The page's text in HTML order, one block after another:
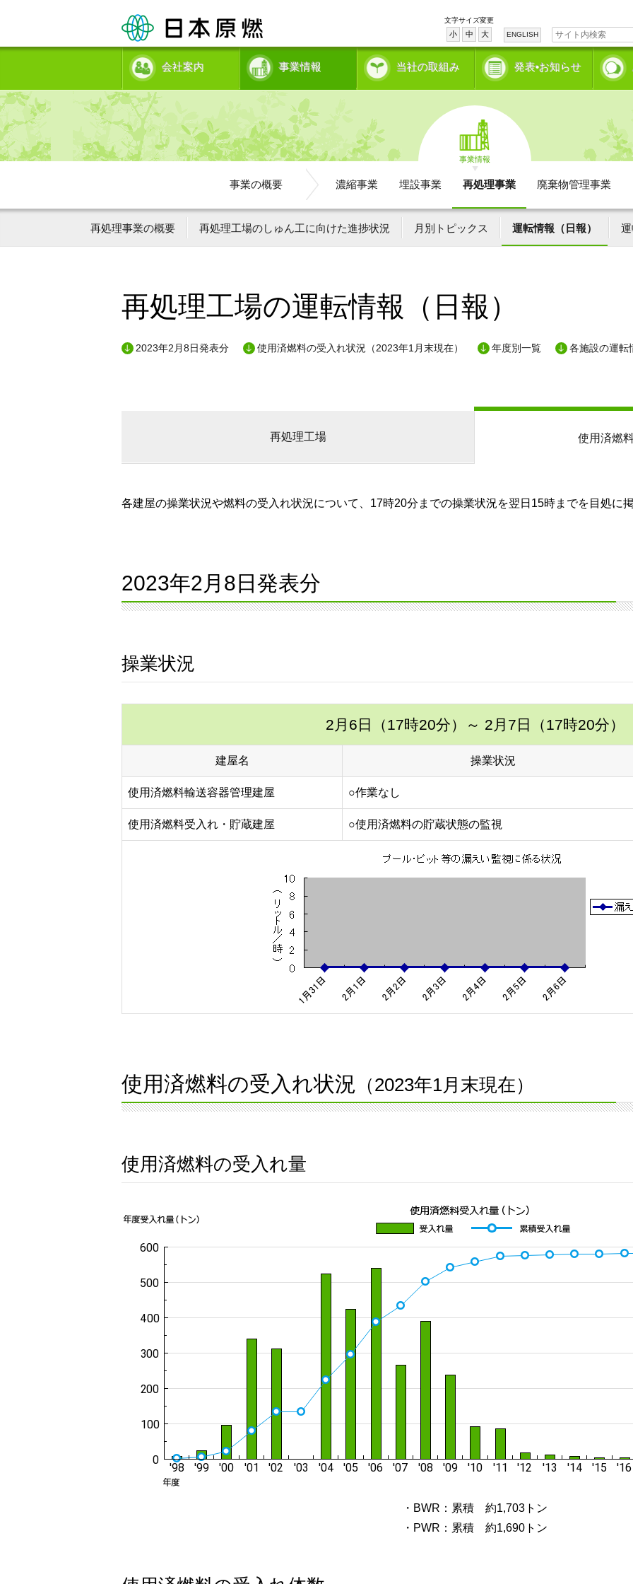
文字サイズ変更
小 中 大 ENGLISH
会社案内 事業情報 当社の取組み 発表•お知らせ
事業情報
事業の概要 濃縮事業 埋設事業 再処理事業 廃棄物管理事業
再処理事業の概要 再処理工場のしゅん工に向けた進捗状況 月別トピックス 運転情報（日報）
再処理工場の運転情報（日報）
2023年2月8日発表分 使用済燃料の受入れ状況（2023年1月末現在） 年度別一覧 各施設の運転
再処理工場 使用済燃
各建屋の操業状況や燃料の受入れ状況について、17時20分までの操業状況を翌日15時までを目処に
2023年2月8日発表分
操業状況
2月6日（17時20分） ～ 2月7日（17時20分）
建屋名 操業状況
使用済燃料輸送容器管理建屋 ○作業なし
使用済燃料受入れ・貯蔵建屋 ○使用済燃料の貯蔵状態の監視
使用済燃料の受入れ状況 （2023年1月末現在）
使用済燃料の受入れ量
・BWR：累積 約1,703トン
・PWR：累積 約1,690トン